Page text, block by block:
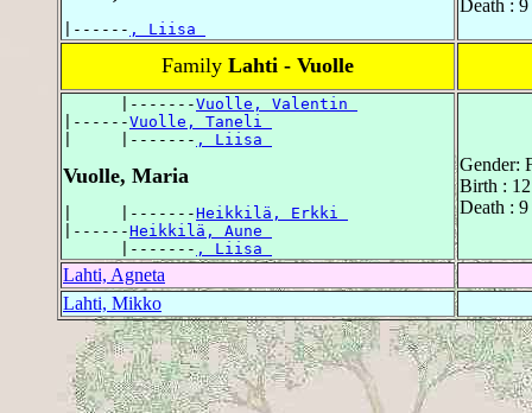
|------ , Liisa
Death :
Family Lahti - Vuolle
      |-------
Vuolle, Valentin
|------Vuolle, Taneli
|     |------- , Liisa
Vuolle, Maria
|     |-------Heikkilä, Erkki
|------Heikkilä, Aune
      |-------
, Liisa
Gender:
Birth :
Death :
Lahti, Agneta
Lahti, Mikko